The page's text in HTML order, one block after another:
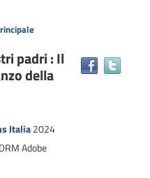
padri : Il
della
Italia2024
Adobe